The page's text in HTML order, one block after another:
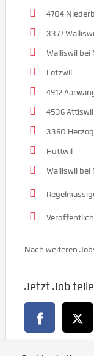
4704
3377
Walliswil bei
Lotzwil
4912
4536 Attiswil
3360
Huttwil
Walliswil bei
Nach weiteren
Jetzt Job